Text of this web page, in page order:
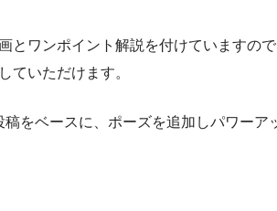
とワンポイント解説を付けていますので
ていただけます。
をベースに、ポーズを追加しパワーア